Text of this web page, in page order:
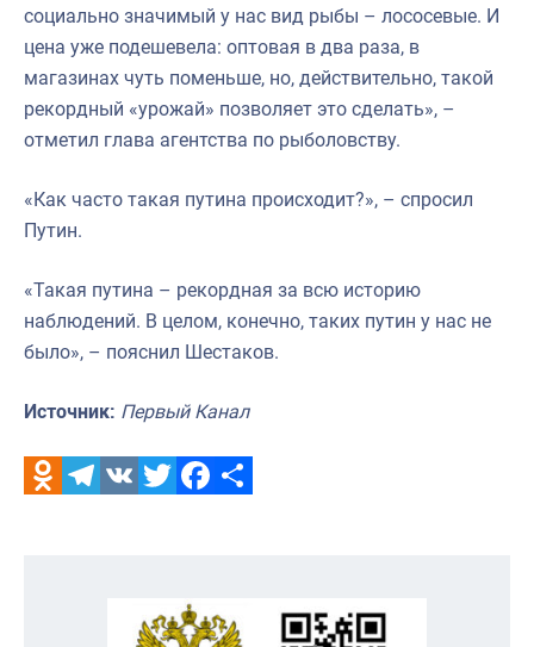
социально значимый у нас вид рыбы – лососевые. И
цена уже подешевела: оптовая в два раза, в
магазинах чуть поменьше, но, действительно, такой
рекордный «урожай» позволяет это сделать», –
отметил глава агентства по рыболовству.
«Как часто такая путина происходит?», – спросил
Путин.
«Такая путина – рекордная за всю историю
наблюдений. В целом, конечно, таких путин у нас не
было», – пояснил Шестаков.
Источник: Первый Канал